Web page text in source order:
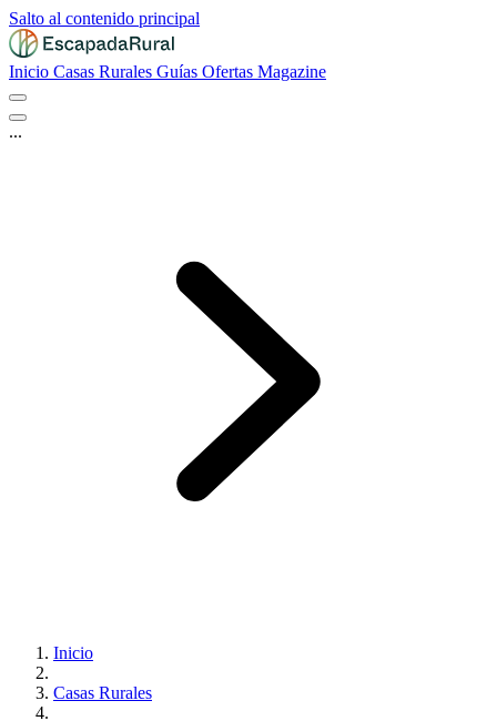
Salto al contenido principal
Inicio Casas Rurales Guías Ofertas Magazine
...
Inicio
Casas Rurales